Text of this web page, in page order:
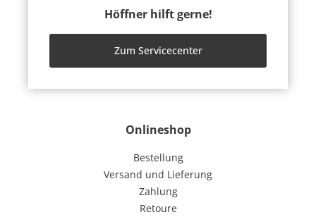
Onlineshop
Bestellung
Versand und Lieferung
Zahlung
Retoure
Höffner hilft gerne!
Zum Servicecenter